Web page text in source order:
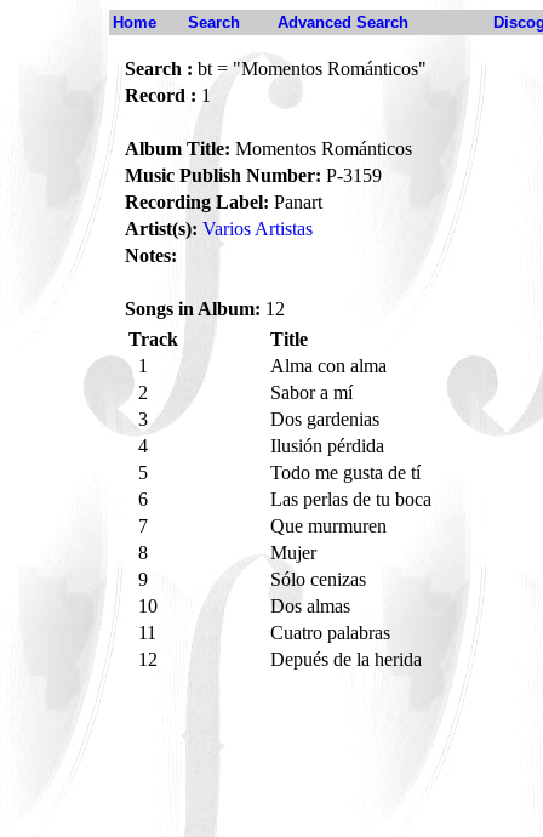
Home Search Advanced Search
Search : bt = "Momentos Románticos"
Record : 1
Album Title: Momentos Románticos
Music Publish Number: P-3159
Recording Label: Panart
Artist(s): Varios Artistas
Notes:
Songs in Album: 12
Track
Title
1
Alma con alma
2
Sabor a mí
3
Dos gardenias
4
Ilusión pérdida
5
Todo me gusta de tí
6
Las perlas de tu boca
7
Que murmuren
8
Mujer
9
Sólo cenizas
10
Dos almas
11
Cuatro palabras
12
Depués de la herida